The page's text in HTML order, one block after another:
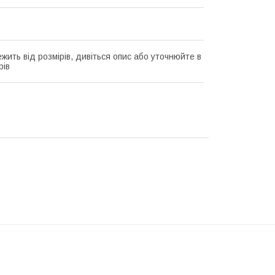
від розмірів, дивіться опис або уточнюйте в